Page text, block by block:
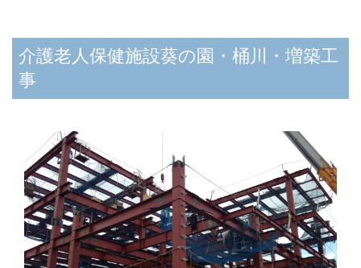
介護老人保健施設葵の園・桶川・増築工
事